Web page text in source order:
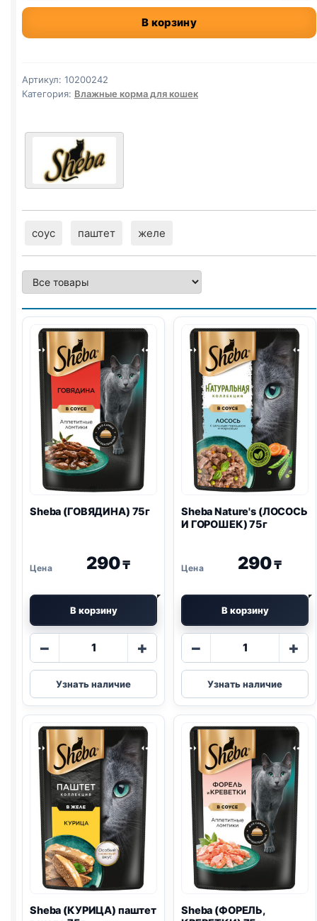
Sheba
в
75г
В корзину
Артикул: 10200242
Категория: Влажные корма для кошек
соус паштет желе
Sheba (ГОВЯДИНА) 75г
290₸
В корзину
−
Количество
Sheba
(ГОВЯДИНА)
75г
+
Узнать наличие
Sheba Nature's (ЛОСОСЬ
И ГОРОШЕК) 75г
290₸
В корзину
−
Количество
Sheba
Nature's
(ЛОСОСЬ
И
ГОРОШЕК)
75г
+
Узнать наличие
Sheba (КУРИЦА) паштет
Sheba (ФОРЕЛЬ,